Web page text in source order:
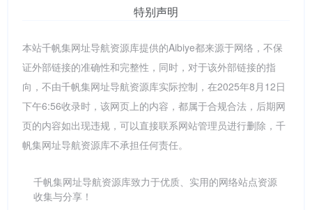
特别声明
本站千帆集网址导航资源库提供的Aibiye都来源于网络，不保
证外部链接的准确性和完整性，同时，对于该外部链接的指
向，不由千帆集网址导航资源库实际控制，在2025年8月12日
下午6:56收录时，该网页上的内容，都属于合规合法，后期网
页的内容如出现违规，可以直接联系网站管理员进行删除，千
帆集网址导航资源库不承担任何责任。
千帆集网址导航资源库致力于优质、实用的网络站点资源
收集与分享！